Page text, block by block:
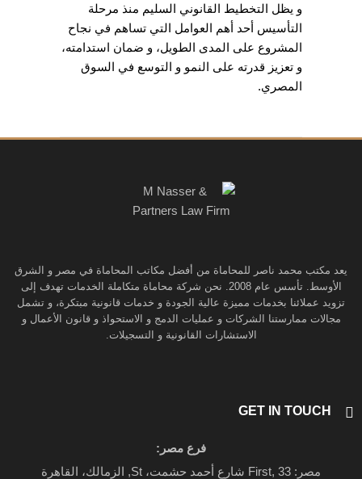
و يظل التخطيط القانوني السليم منذ مرحلة
التأسيس أحد أهم العوامل التي تساهم في نجاح
المشروع على المدى الطويل، و ضمان استدامته،
و تعزيز قدرته على النمو و التوسع في السوق
المصري.
يعد مكتب محمد ناصر للمحاماة من أفضل مكاتب المحاماة في مصر و الشرق
الأوسط. تأسس عام 2008. نحن شركة محاماة متكاملة الخدمات تهدف إلى
تزويد عملائنا بخدمات مميزة عالية الجودة و خدمات قانونية مبتكرة، و تشمل
مجالات ممارستنا الشركات و عمليات الدمج و الاستحواذ و قانون الأعمال و
الاستشارات القانونية و التسجيلات.
GET IN TOUCH
فرع مصر:
مصر: First, 33 شارع أحمد حشمت، St, الزمالك، القاهرة